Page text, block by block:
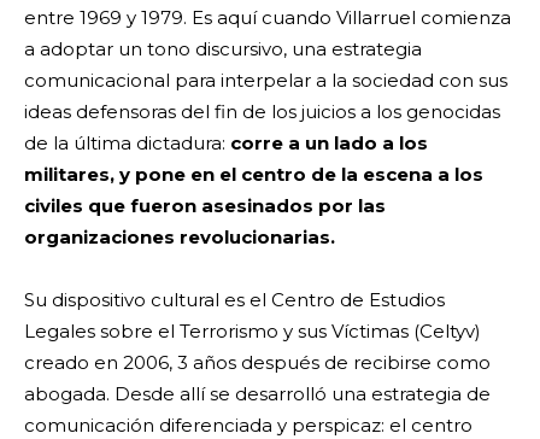
entre 1969 y 1979. Es aquí cuando Villarruel comienza
a adoptar un tono discursivo, una estrategia
comunicacional para interpelar a la sociedad con sus
ideas defensoras del fin de los juicios a los genocidas
de la última dictadura: corre a un lado a los
militares, y pone en el centro de la escena a los
civiles que fueron asesinados por las
organizaciones revolucionarias.
Su dispositivo cultural es el Centro de Estudios
Legales sobre el Terrorismo y sus Víctimas (Celtyv)
creado en 2006, 3 años después de recibirse como
abogada. Desde allí se desarrolló una estrategia de
comunicación diferenciada y perspicaz: el centro